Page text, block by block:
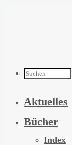
Suchen
nach:
Aktuelles
Bücher
Index